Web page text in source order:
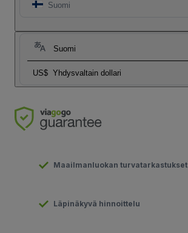
Suomi
Suomi
US$ Yhdysvaltain dollari
Maailmanluokan turvatarkastukset
Läpinäkyvä hinnoittelu